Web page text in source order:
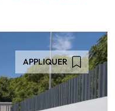
APPLIQUER